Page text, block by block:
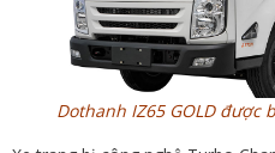
Dothanh IZ65 GOLD được